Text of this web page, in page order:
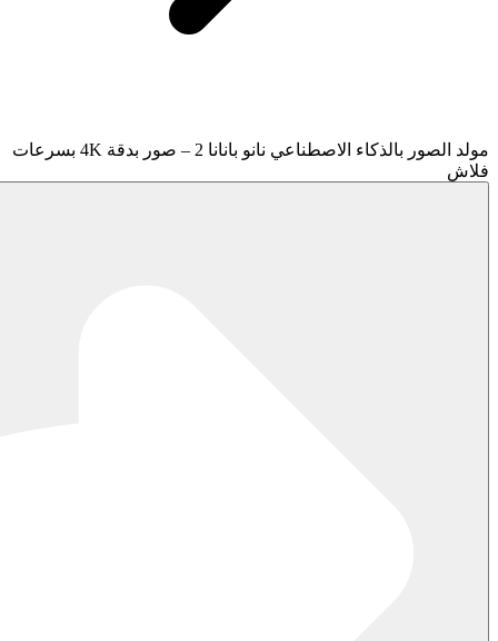
مولد الصور بالذكاء الاصطناعي نانو بانانا 2 – صور بدقة 4K بسرعات
فلاش